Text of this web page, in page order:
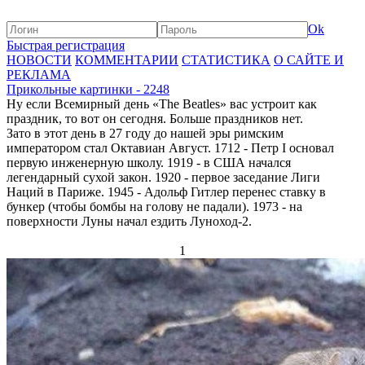
Ok
Быстрая регистрация
НОВОСТИ КОММЕНТАРИИ СТАТИСТИКА О САЙТЕ И
РЕКЛАМА
Прикольные картинки - 2248
Ну если Всемирный день «The Beatles» вас устроит как
праздник, то вот он сегодня. Больше праздников нет.
Зато в этот день в 27 году до нашей эры римским
императором стал Октавиан Август. 1712 - Петр I основал
первую инженерную школу. 1919 - в США начался
легендарный сухой закон. 1920 - первое заседание Лиги
Наций в Париже. 1945 - Адольф Гитлер перенес ставку в
бункер (чтобы бомбы на голову не падали). 1973 - на
поверхности Луны начал ездить Луноход-2.
1